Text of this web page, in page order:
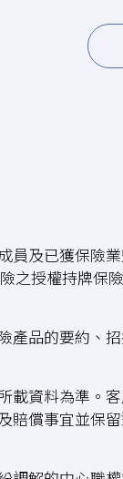
員及已獲保險
之授權持牌保
產品的要約、
載資料為準。
賠償事宜並保